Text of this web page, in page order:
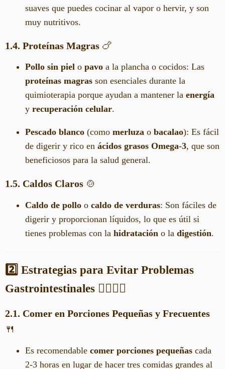
suaves que puedes cocinar al vapor o hervir, y son
muy nutritivos.
1.4. Proteínas Magras 🍗
Pollo sin piel o pavo a la plancha o cocidos: Las
proteínas magras son esenciales durante la
quimioterapia porque ayudan a mantener la energía
y recuperación celular.
Pescado blanco (como merluza o bacalao): Es fácil
de digerir y rico en ácidos grasos Omega-3, que son
beneficiosos para la salud general.
1.5. Caldos Claros 🍲
Caldo de pollo o caldo de verduras: Son fáciles de
digerir y proporcionan líquidos, lo que es útil si
tienes problemas con la hidratación o la digestión.
2️⃣ Estrategias para Evitar Problemas
Gastrointestinales 🧘‍♀️🚶‍♀️
2.1. Comer en Porciones Pequeñas y Frecuentes
🍴
Es recomendable comer porciones pequeñas cada
2-3 horas en lugar de hacer tres comidas grandes al